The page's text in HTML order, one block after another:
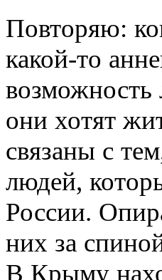
Повторяю:
какой-то
возможность
они хотят
связаны с
людей,
России.
них за
В Крыму